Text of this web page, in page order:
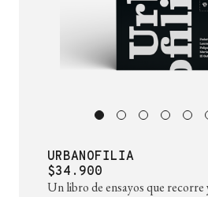
URBANOFILIA
$34.900
Un libro de ensayos que recorre